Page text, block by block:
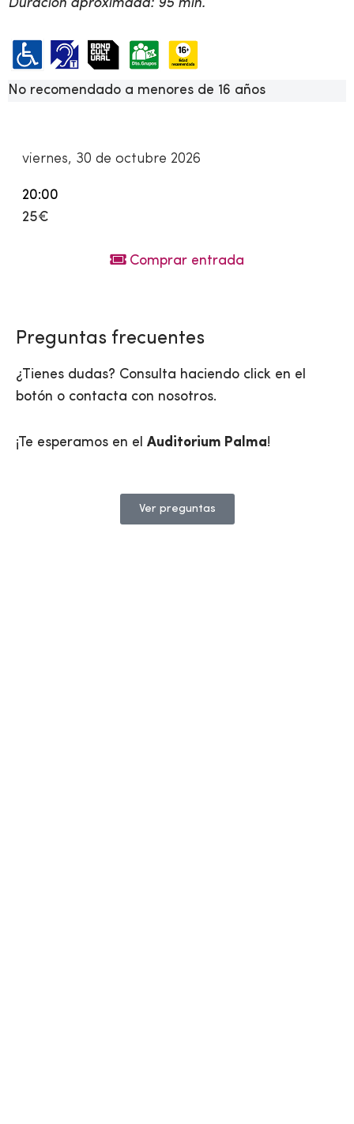
Duración aproximada: 95 min.
No recomendado a menores de 16 años
viernes, 30 de octubre 2026
20:00
25€
Comprar entrada
Preguntas frecuentes
¿Tienes dudas? Consulta haciendo click en el
botón o contacta con nosotros.
¡Te esperamos en el Auditorium Palma!
Ver preguntas